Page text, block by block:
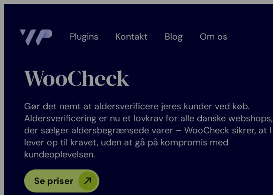
Plugins Kontakt Blog Om os
WooCheck
Gør det nemt at aldersverificere jeres kunder ved køb.
Aldersverificering er nu et lovkrav for alle danske webshops,
der sælger aldersbegrænsede varer – WooCheck sikrer, at I
lever op til kravet, uden at gå på kompromis med
kundeoplevelsen.
Se priser